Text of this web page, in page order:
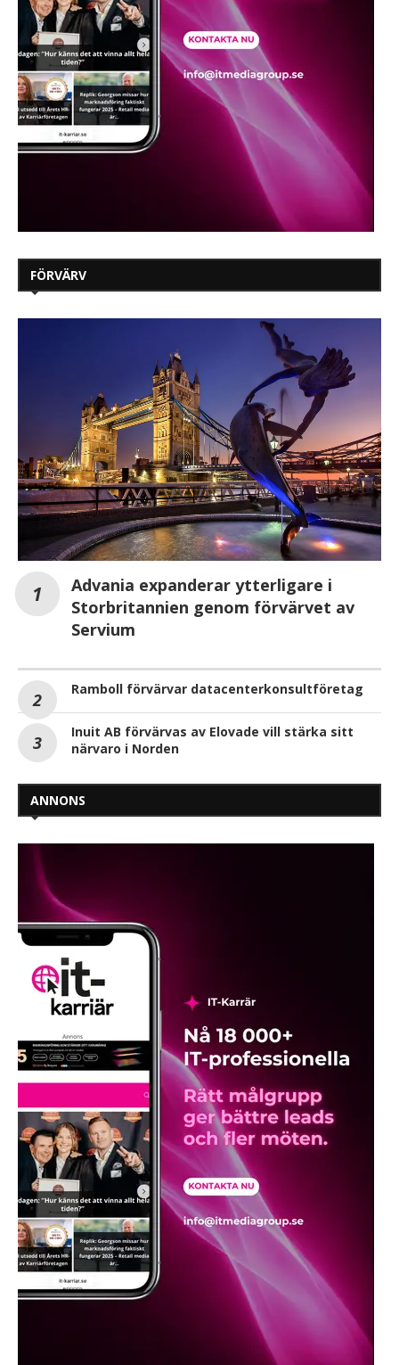
FÖRVÄRV
Advania expanderar ytterligare i
Storbritannien genom förvärvet av
Servium
Ramboll förvärvar datacenterkonsultföretag
Inuit AB förvärvas av Elovade vill stärka sitt
närvaro i Norden
ANNONS